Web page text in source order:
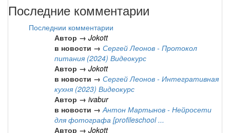
Последние комментарии
Последнии комментарии
Автор → Jokott
в новости → Сергей Леонов - Протокол
питания (2024) Видеокурс
Автор → Jokott
в новости → Сергей Леонов - Интегративная
кухня (2023) Видеокурс
Автор → ivabur
в новости → Антон Мартынов - Нейросети
для фотографа [profileschool ...
Автор → Jokott